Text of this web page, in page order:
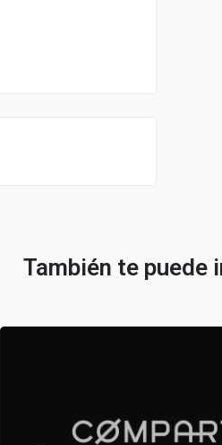
También te puede